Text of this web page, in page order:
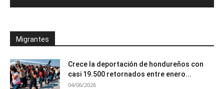
Migrantes
Crece la deportación de hondureños con
casi 19.500 retornados entre enero...
04/06/2026